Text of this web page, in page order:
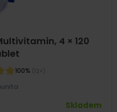
4 × 120
100% (12×)
Skladem